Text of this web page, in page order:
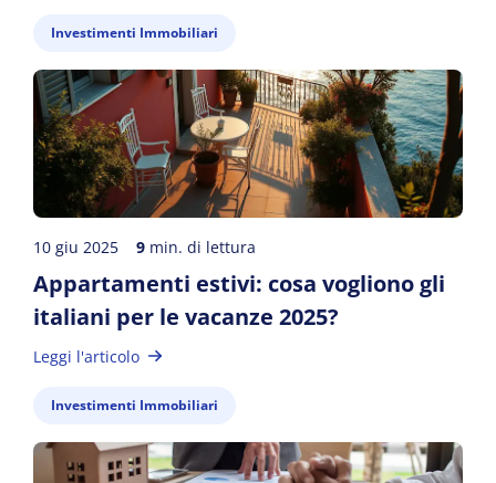
Investimenti Immobiliari
10 giu 2025 9 min. di lettura
Appartamenti estivi: cosa vogliono gli
italiani per le vacanze 2025?
Leggi l'articolo
Investimenti Immobiliari